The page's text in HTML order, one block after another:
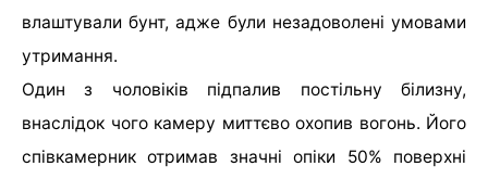
влаштували бунт, адже були незадоволені умовами
утримання.
Один з чоловіків підпалив постільну білизну,
внаслідок чого камеру миттєво охопив вогонь. Його
співкамерник отримав значні опіки 50% поверхні